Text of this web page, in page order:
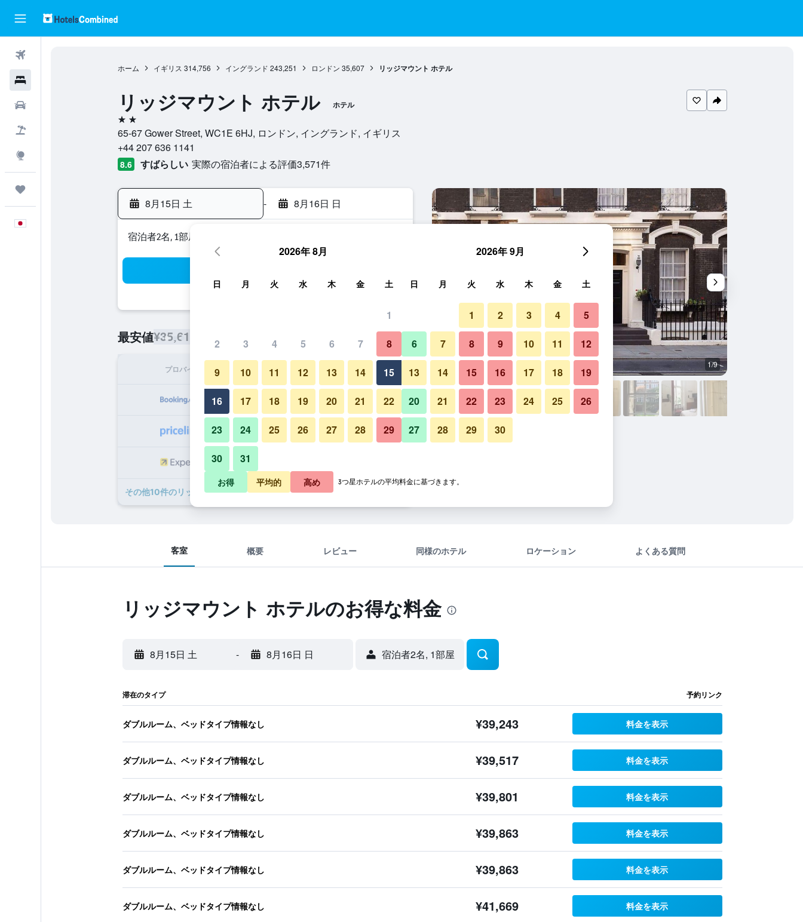
ホーム イギリス 314,756 イングランド 243,251 ロンドン 35,607 リッジマウント ホテル
リッジマウント ホテル ホテル
2つ星
65-67 Gower Street, WC1E 6HJ, ロンドン, イングランド, イギリス
+44 207 636 1141
8.6 すばらしい 実際の宿泊者による評価3,571​件
8月15日 土 - 8月16日 日
宿泊者2名, 1​部屋
最安値¥35,612
プロバイダ 1泊あたり合計
¥35,612 プランを見る
¥39,243 プランを見る
​その他10​件のリッジマウント ホテルのオファー
建物 1/9
リッジマウント ホテルの写真
客室 概要 レビュー 同様のホテル ロケーション よくある質問
リッジマウント ホテルのお得な料金
8月15日 土 - 8月16日 日 宿泊者2名, 1​部屋
滞在のタイプ 予約リンク
ダブルルーム、ベッドタイプ情報なし ¥39,243 料金を表示
ダブルルーム、ベッドタイプ情報なし ¥39,517 料金を表示
ダブルルーム、ベッドタイプ情報なし ¥39,801 料金を表示
ダブルルーム、ベッドタイプ情報なし ¥39,863 料金を表示
ダブルルーム、ベッドタイプ情報なし ¥39,863 料金を表示
ダブルルーム、ベッドタイプ情報なし ¥41,669 料金を表示
2026年 8月
日 月 火 水 木 金 土
1
2 3 4 5 6 7 8
9 10 11 12 13 14 15
16 17 18 19 20 21 22
23 24 25 26 27 28 29
30 31
2026年 9月
日 月 火 水 木 金 土
1 2 3 4 5
6 7 8 9 10 11 12
13 14 15 16 17 18 19
20 21 22 23 24 25 26
27 28 29 30
お得 平均的 高め 3つ星ホテルの平均料金に基づきます。